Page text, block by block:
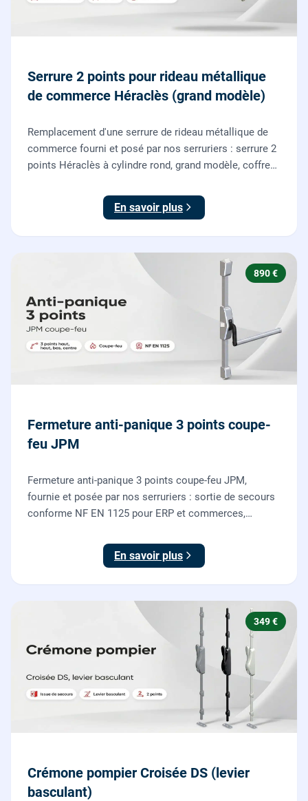
Serrure 2 points pour rideau métallique
de commerce Héraclès (grand modèle)
Remplacement d'une serrure de rideau métallique de
commerce fourni et posé par nos serruriers : serrure 2
points Héraclès à cylindre rond, grand modèle, coffre
des deux points de verrouillage.
En savoir plus
890 €
Fermeture anti-panique 3 points coupe-
feu JPM
Fermeture anti-panique 3 points coupe-feu JPM,
fournie et posée par nos serruriers : sortie de secours
conforme NF EN 1125 pour ERP et commerces,
En savoir plus
349 €
Crémone pompier Croisée DS (levier
basculant)